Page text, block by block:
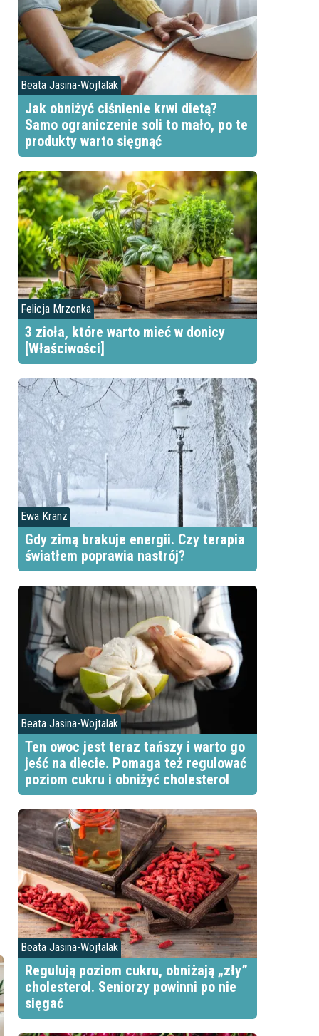
Beata Jasina-Wojtalak
Jak obniżyć ciśnienie krwi dietą?
Samo ograniczenie soli to mało, po te
produkty warto sięgnąć
Felicja Mrzonka
3 zioła, które warto mieć w donicy
[Właściwości]
Ewa Kranz
Gdy zimą brakuje energii. Czy terapia
światłem poprawia nastrój?
Beata Jasina-Wojtalak
Ten owoc jest teraz tańszy i warto go
jeść na diecie. Pomaga też regulować
poziom cukru i obniżyć cholesterol
Beata Jasina-Wojtalak
Regulują poziom cukru, obniżają „zły”
cholesterol. Seniorzy powinni po nie
sięgać